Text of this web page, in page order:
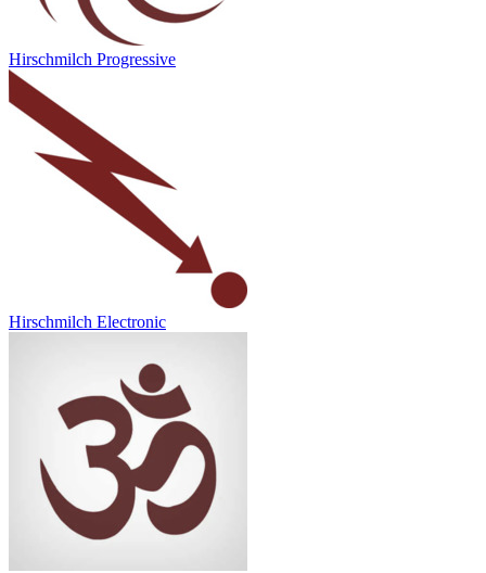
Hirschmilch Progressive
Hirschmilch Electronic